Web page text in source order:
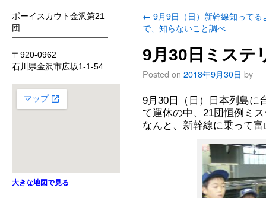
ボーイスカウト金沢第21
団
〒920-0962
石川県金沢市広坂1-1-54
大きな地図で見る
← 9月9日（日）新幹線知ってる
で、知らないこと調べ
9月30日ミステ
Posted on 2018年9月30日 by
9月30日（日）日本列島に
て運休の中、21団恒例ミ
なんと、新幹線に乗って